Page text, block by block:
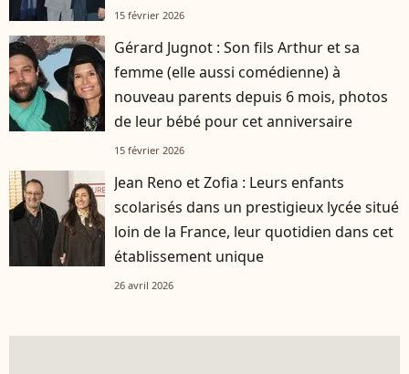
15 février 2026
Gérard Jugnot : Son fils Arthur et sa
femme (elle aussi comédienne) à
nouveau parents depuis 6 mois, photos
de leur bébé pour cet anniversaire
15 février 2026
Jean Reno et Zofia : Leurs enfants
scolarisés dans un prestigieux lycée situé
loin de la France, leur quotidien dans cet
établissement unique
26 avril 2026